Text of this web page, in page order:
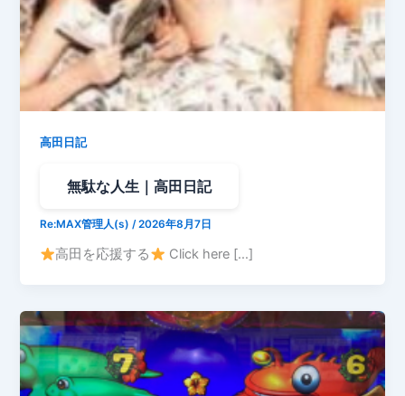
高田日記
無駄な人生｜高田日記
Re:MAX管理人(s)/2026年8月7日
高田を応援する Click here […]